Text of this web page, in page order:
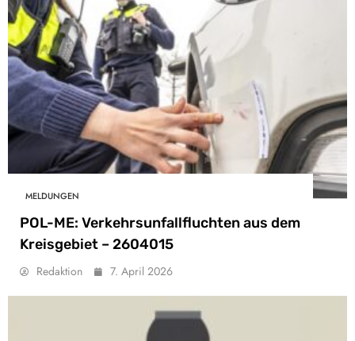
MELDUNGEN
POL-ME: Verkehrsunfallfluchten aus dem
Kreisgebiet – 2604015
Redaktion 7. April 2026